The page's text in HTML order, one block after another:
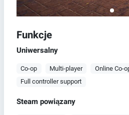
Funkcje
Uniwersalny
Co-op Multi-player Online Co-
Full controller support
Steam powiązany